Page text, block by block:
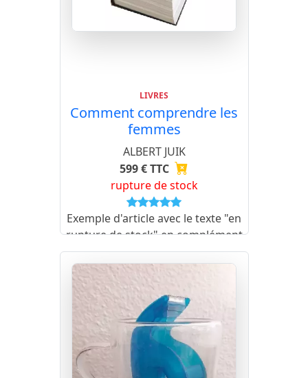
LIVRES
Comment comprendre les
femmes
ALBERT JUIK
599 € TTC
rupture de stock
Exemple d'article avec le texte "en
rupture de stock" en complément
de prix (mise en forme gras et
rouge).